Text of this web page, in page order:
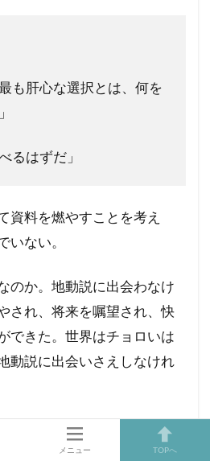
も肝心な選択とは、何を
るはずだ」
資料を燃やすことを考え
いない。
のか。地動説に出会わなけ
され、将来を嘱望され、快
できた。世界はチョロいは
動説に出会いさえしなけれ
から、月明かりを見る。こ
理的で意味のないはずの地
メニュー TOPへ